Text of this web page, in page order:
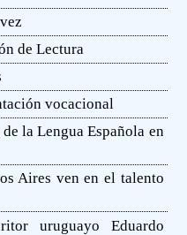
de Lectura
vocacional
la Lengua Española en
Aires ven en el talento
uruguayo Eduardo